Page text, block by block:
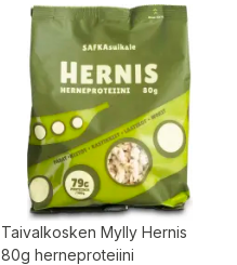
Taivalkosken Mylly Hernis
80g herneproteiini